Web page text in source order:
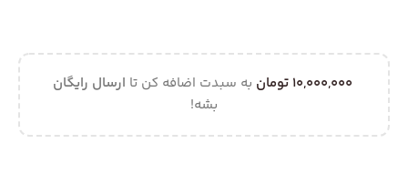
10,000,000 تومان به سبدت اضافه کن تا ارسال رایگان
بشه!